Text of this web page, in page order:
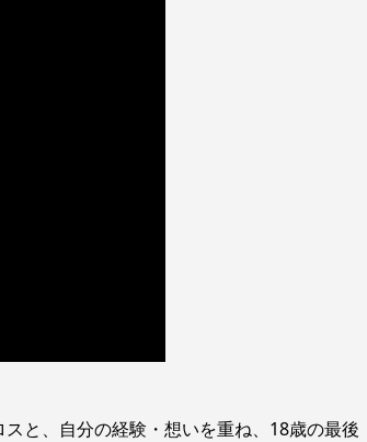
と、自分の経験・想いを重ね、18歳の最後